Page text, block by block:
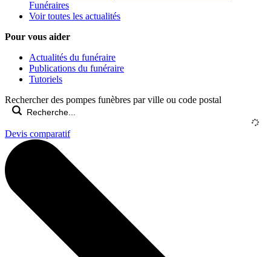
Funéraires
Voir toutes les actualités
Pour vous aider
Actualités du funéraire
Publications du funéraire
Tutoriels
Rechercher des pompes funèbres par ville ou code postal
Devis comparatif